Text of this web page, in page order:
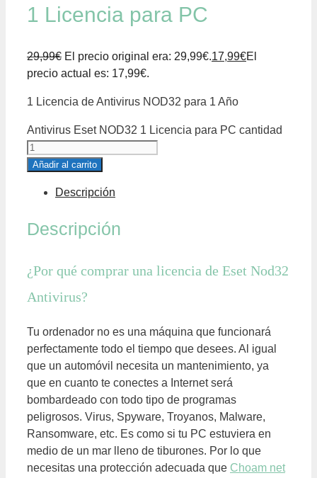
1 Licencia para PC
29,99€ El precio original era: 29,99€.17,99€El
precio actual es: 17,99€.
1 Licencia de Antivirus NOD32 para 1 Año
Antivirus Eset NOD32 1 Licencia para PC cantidad
Añadir al carrito
Descripción
Descripción
¿Por qué comprar una licencia de Eset Nod32
Antivirus?
Tu ordenador no es una máquina que funcionará
perfectamente todo el tiempo que desees. Al igual
que un automóvil necesita un mantenimiento, ya
que en cuanto te conectes a Internet será
bombardeado con todo tipo de programas
peligrosos. Virus, Spyware, Troyanos, Malware,
Ransomware, etc. Es como si tu PC estuviera en
medio de un mar lleno de tiburones. Por lo que
necesitas una protección adecuada que Choam net